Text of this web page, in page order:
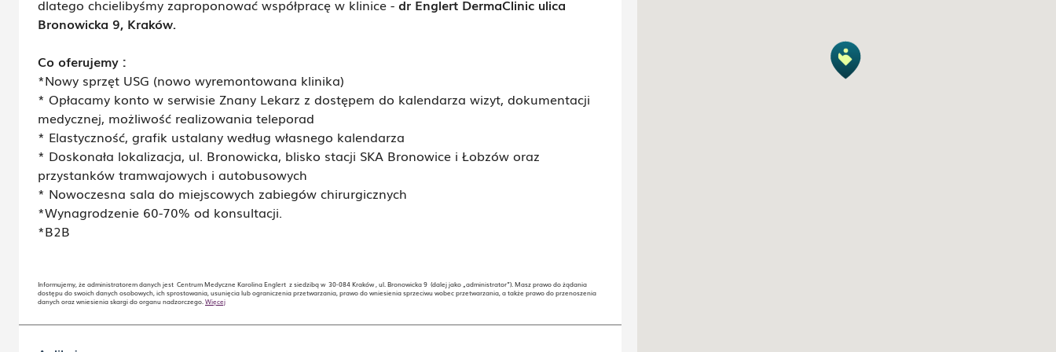
dlatego chcielibyśmy zaproponować współpracę w klinice - dr Englert DermaClinic ulica
Bronowicka 9, Kraków.
Co oferujemy :
*Nowy sprzęt USG (nowo wyremontowana klinika)
* Opłacamy konto w serwisie Znany Lekarz z dostępem do kalendarza wizyt, dokumentacji
medycznej, możliwość realizowania teleporad
* Elastyczność, grafik ustalany według własnego kalendarza
* Doskonała lokalizacja, ul. Bronowicka, blisko stacji SKA Bronowice i Łobzów oraz
przystanków tramwajowych i autobusowych
* Nowoczesna sala do miejscowych zabiegów chirurgicznych
*Wynagrodzenie 60-70% od konsultacji.
*B2B
Informujemy, że administratorem danych jest Centrum Medyczne Karolina Englert z siedzibą w 30-084 Kraków , ul. Bronowicka 9 (dalej jako „administrator”). Masz prawo do żądania
dostępu do swoich danych osobowych, ich sprostowania, usunięcia lub ograniczenia przetwarzania, prawo do wniesienia sprzeciwu wobec przetwarzania, a także prawo do przenoszenia
danych oraz wniesienia skargi do organu nadzorczego. Więcej